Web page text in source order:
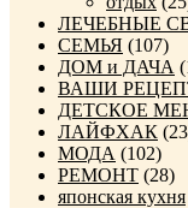
ЛЕЧЕБНЫЕ
СЕМЬЯ (107)
ДОМ и ДАЧА
ВАШИ
ДЕТСКОЕ
ЛАЙФХАК
МОДА (102)
РЕМОНТ (28)
японская кухня